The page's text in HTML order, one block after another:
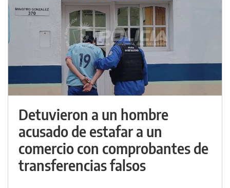
Detuvieron a un hombre
acusado de estafar a un
comercio con comprobantes de
transferencias falsos